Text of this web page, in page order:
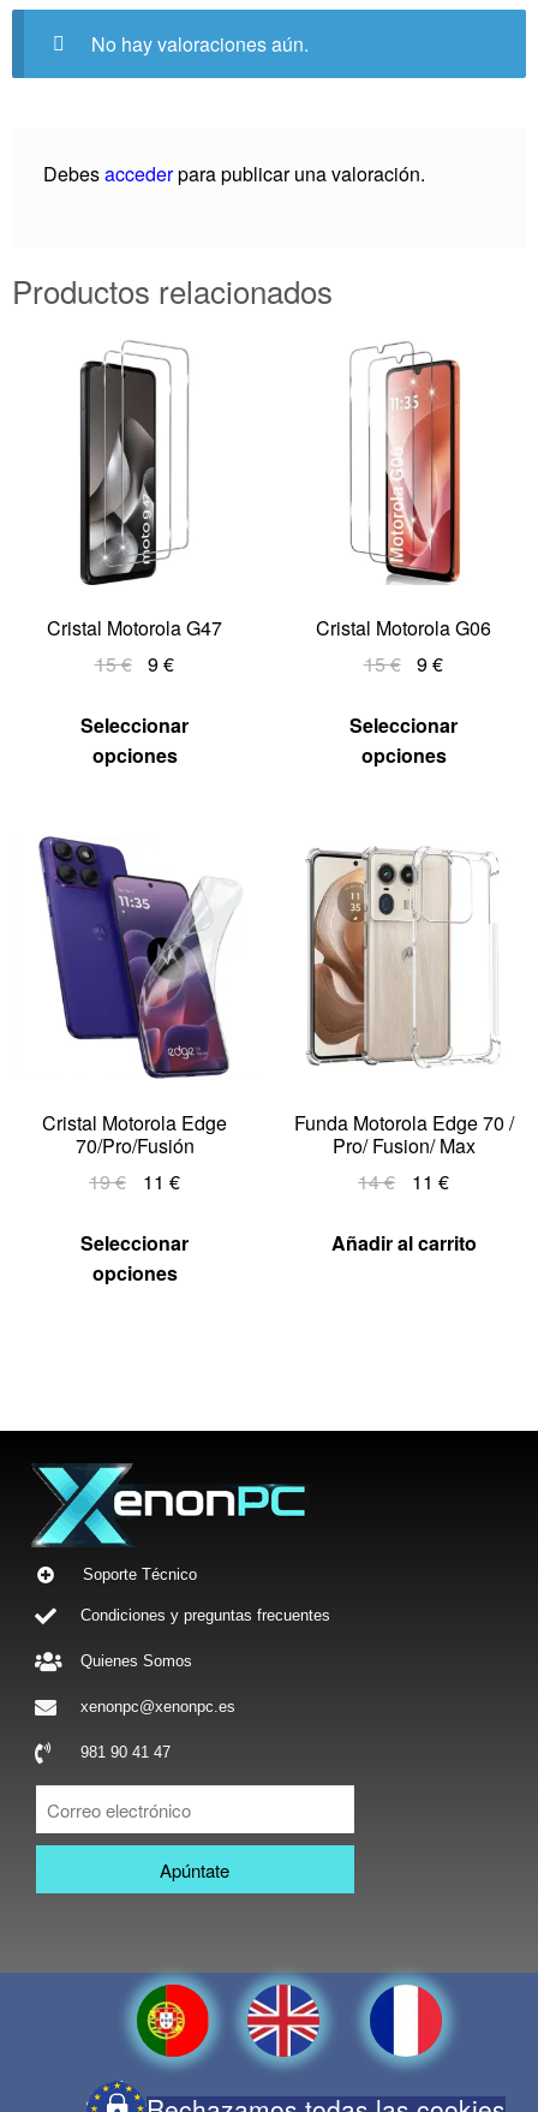
No hay valoraciones aún.
Debesaccederpara publicar una valoración.
Productos relacionados
Cristal Motorola G47
15€ 9€
Seleccionar
opciones
Cristal Motorola G06
15€ 9€
Seleccionar
opciones
Cristal Motorola Edge
70/Pro/Fusión
19€ 11 €
Seleccionar
opciones
Funda Motorola Edge 70 /
Pro/ Fusion/ Max
14€ 11 €
Añadir al carrito
Soporte Técnico
Condiciones y preguntas frecuentes
Quienes Somos
xenonpc@xenonpc.es
981 90 41 47
Apúntate